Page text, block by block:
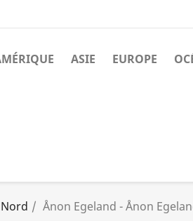
ASIE EUROPE
Ånon Egeland - Ånon